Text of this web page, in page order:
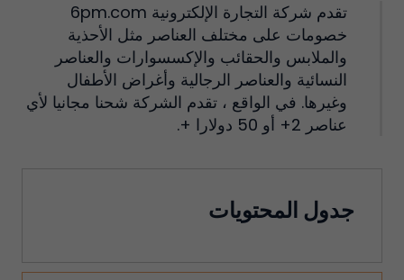
تقدم شركة التجارة الإلكترونية 6pm.com
خصومات على مختلف العناصر مثل الأحذية
والملابس والحقائب والإكسسوارات والعناصر
النسائية والعناصر الرجالية وأغراض الأطفال
وغيرها. في الواقع ، تقدم الشركة شحنا مجانيا لأي
عناصر 2+ أو 50 دولارا +.
جدول المحتويات